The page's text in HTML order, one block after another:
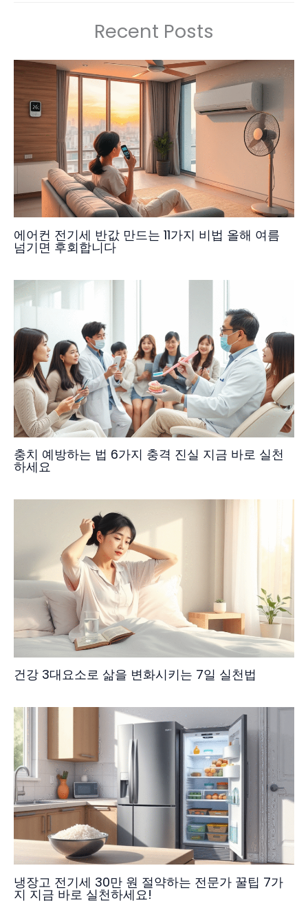
Recent Posts
에어컨 전기세 반값 만드는 11가지 비법 올해 여름
넘기면 후회합니다
충치 예방하는 법 6가지 충격 진실 지금 바로 실천
하세요
건강 3대요소로 삶을 변화시키는 7일 실천법
냉장고 전기세 30만 원 절약하는 전문가 꿀팁 7가
지 지금 바로 실천하세요!